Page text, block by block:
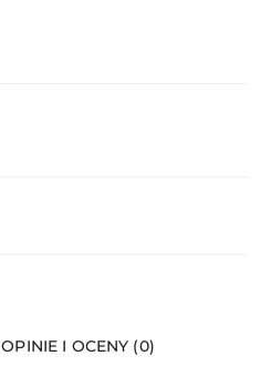
OPINIE I OCENY (0)